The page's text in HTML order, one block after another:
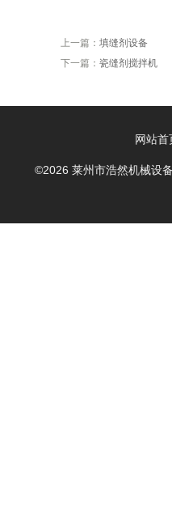
上一篇： 填缝剂设备
下一篇： 瓷缝剂搅拌机
网站首
©2026 莱州市浩然机械